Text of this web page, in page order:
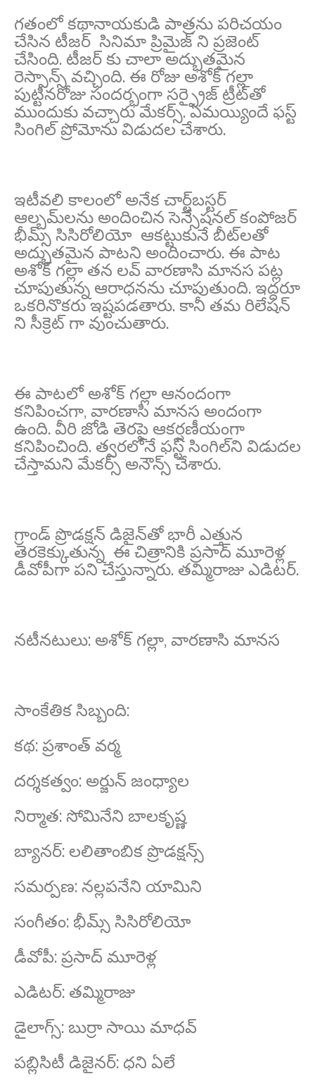
గతంలో కథానాయకుడి పాత్రను పరిచయం
చేసిన టీజర్‌ సినిమా ప్రిమైజ్ ని ప్రజెంట్
చేసింది. టీజర్ కు చాలా అద్భుతమైన
రెస్పాన్స్ వచ్చింది. ఈ రోజు అశోక్ గల్లా
పుట్టినరోజు సందర్భంగా సర్ప్రైజ్ ట్రీట్‌తో
ముందుకు వచ్చారు మేకర్స్. ఏమయ్యిందే ఫస్ట్
సింగిల్ ప్రోమోను విడుదల చేశారు.
ఇటీవలి కాలంలో అనేక చార్ట్‌బస్టర్
ఆల్బమ్‌లను అందించిన సెన్సేషనల్ కంపోజర్
భీమ్స్ సిసిరోలియో ఆకట్టుకునే బీట్‌లతో
అద్భుతమైన పాటని అందించారు. ఈ పాట
అశోక్ గల్లా తన లవ్ వారణాసి మానస పట్ల
చూపుతున్న ఆరాధనను చూపుతుంది. ఇద్దరూ
ఒకరినొకరు ఇష్టపడతారు. కానీ తమ రిలేషన్
ని సీక్రెట్ గా వుంచుతారు.
ఈ పాటలో అశోక్ గల్లా ఆనందంగా
కనిపించగా, వారణాసి మానస అందంగా
ఉంది. వీరి జోడి తెరపై ఆకర్షణీయంగా
కనిపించింది. త్వరలోనే ఫస్ట్ సింగిల్‌ని విడుదల
చేస్తామని మేకర్స్ అనౌన్స్ చేశారు.
గ్రాండ్ ప్రొడక్షన్ డిజైన్‌తో భారీ ఎత్తున
తెరకెక్కుతున్న ఈ చిత్రానికి ప్రసాద్ మూరెళ్ల
డీవోపీగా పని చేస్తున్నారు. తమ్మిరాజు ఎడిటర్.
నటీనటులు: అశోక్ గల్లా, వారణాసి మానస
సాంకేతిక సిబ్బంది:
కథ: ప్రశాంత్ వర్మ
దర్శకత్వం: అర్జున్ జంధ్యాల
నిర్మాత: సోమినేని బాలకృష్ణ
బ్యానర్: లలితాంబిక ప్రొడక్షన్స్
సమర్పణ: నల్లపనేని యామిని
సంగీతం: భీమ్స్ సిసిరోలియో
డీవోపీ: ప్రసాద్ మూరెళ్ల
ఎడిటర్: తమ్మిరాజు
డైలాగ్స్: బుర్రా సాయి మాధవ్
పబ్లిసిటీ డిజైనర్: ధని ఏలే